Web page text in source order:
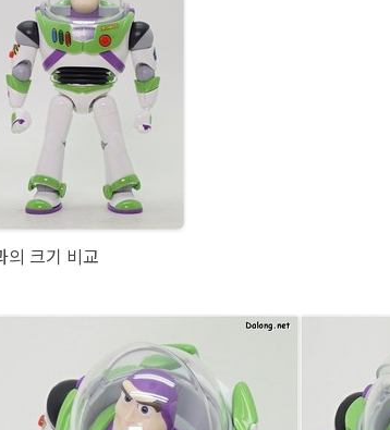
의 크기 비교